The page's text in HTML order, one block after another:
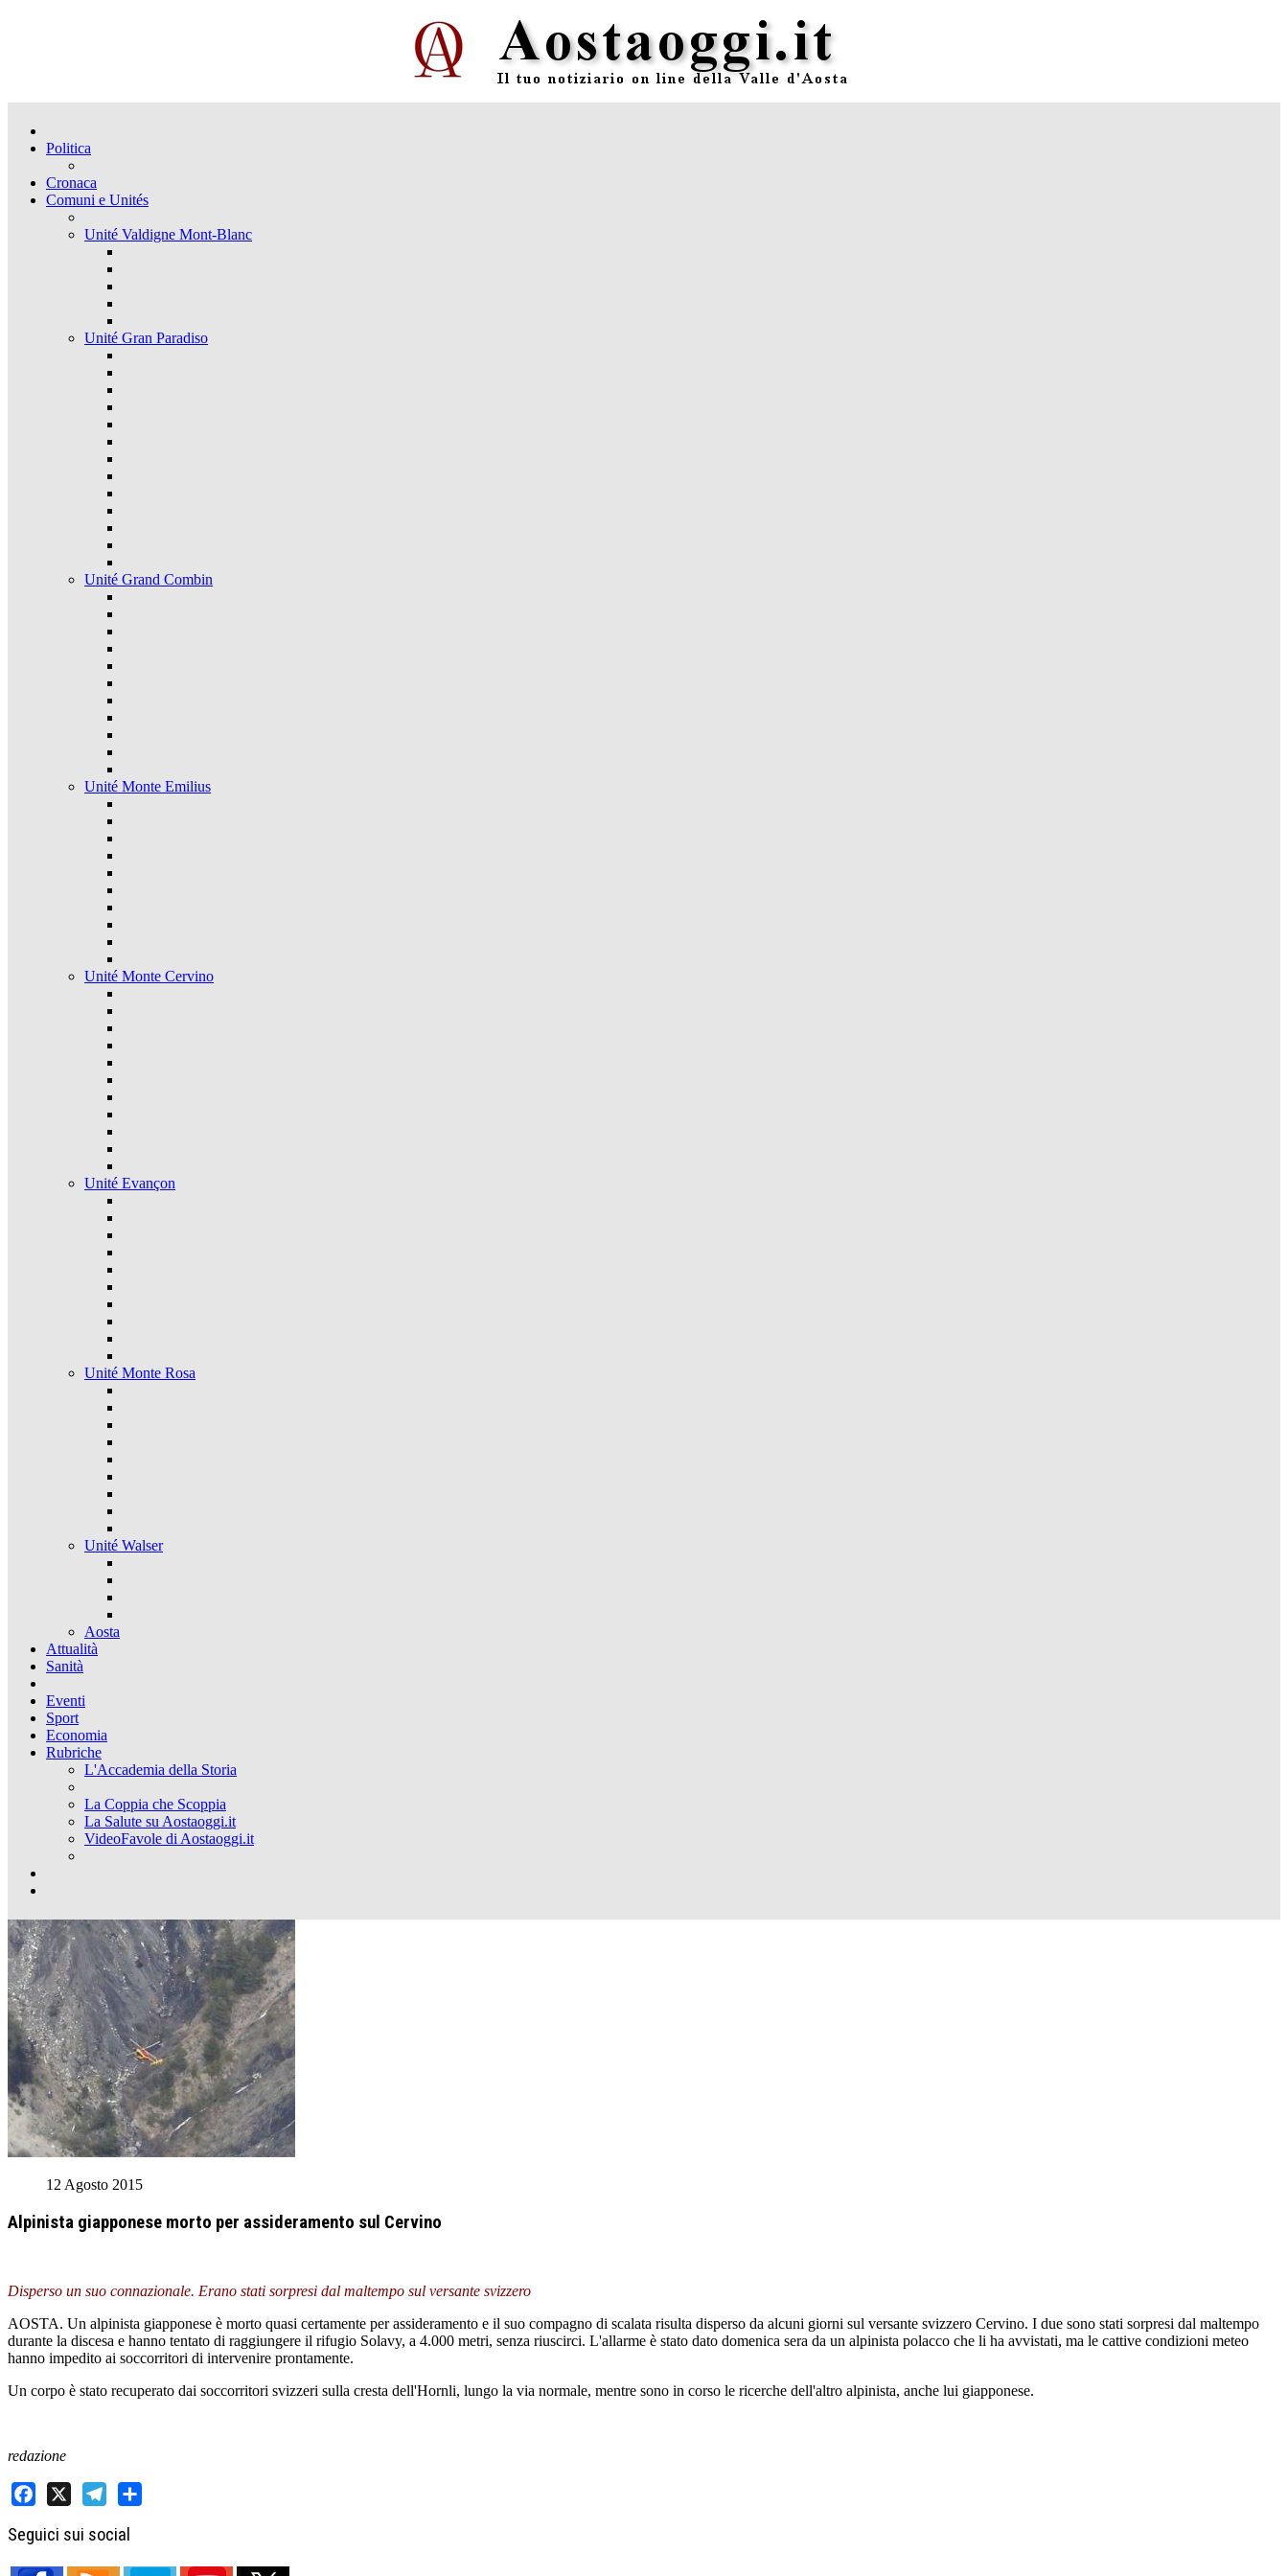
Politica
Cronaca
Comuni e Unités
Unité Valdigne Mont-Blanc
Unité Gran Paradiso
Unité Grand Combin
Unité Monte Emilius
Unité Monte Cervino
Unité Evançon
Unité Monte Rosa
Unité Walser
Aosta
Attualità
Sanità
Eventi
Sport
Economia
Rubriche
L'Accademia della Storia
La Coppia che Scoppia
La Salute su Aostaoggi.it
VideoFavole di Aostaoggi.it
12 Agosto 2015
Alpinista giapponese morto per assideramento sul Cervino
Disperso un suo connazionale. Erano stati sorpresi dal maltempo sul versante svizzero
AOSTA. Un alpinista giapponese è morto quasi certamente per assideramento e il suo compagno di scalata risulta disperso da alcuni giorni sul versante svizzero Cervino. I due sono stati sorpresi dal maltempo
durante la discesa e hanno tentato di raggiungere il rifugio Solavy, a 4.000 metri, senza riuscirci. L'allarme è stato dato domenica sera da un alpinista polacco che li ha avvistati, ma le cattive condizioni meteo
hanno impedito ai soccorritori di intervenire prontamente.
Un corpo è stato recuperato dai soccorritori svizzeri sulla cresta dell'Hornli, lungo la via normale, mentre sono in corso le ricerche dell'altro alpinista, anche lui giapponese.
redazione
Seguici sui social